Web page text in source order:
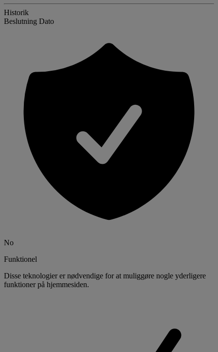
Historik
Beslutning Dato
No
Funktionel
Disse teknologier er nødvendige for at muliggøre nogle yderligere
funktioner på hjemmesiden.